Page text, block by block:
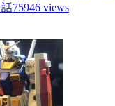
75946 views